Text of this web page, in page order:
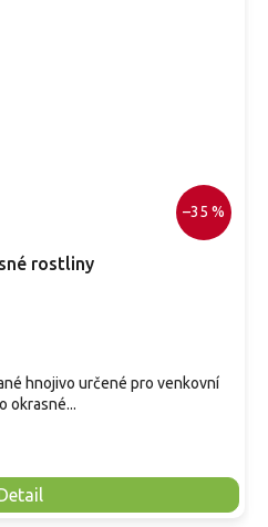
–35 %
rostliny
hnojivo určené pro venkovní
okrasné...